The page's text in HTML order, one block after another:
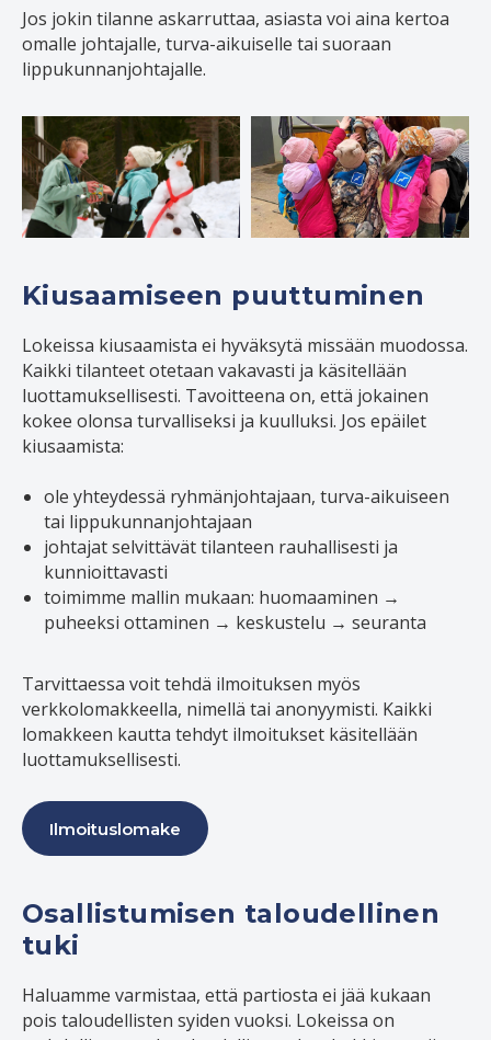
Jos jokin tilanne askarruttaa, asiasta voi aina kertoa
omalle johtajalle, turva-aikuiselle tai suoraan
lippukunnanjohtajalle.
Kiusaamiseen puuttuminen
Lokeissa kiusaamista ei hyväksytä missään muodossa.
Kaikki tilanteet otetaan vakavasti ja käsitellään
luottamuksellisesti. Tavoitteena on, että jokainen
kokee olonsa turvalliseksi ja kuulluksi. Jos epäilet
kiusaamista:
ole yhteydessä ryhmänjohtajaan, turva-aikuiseen
tai lippukunnanjohtajaan
johtajat selvittävät tilanteen rauhallisesti ja
kunnioittavasti
toimimme mallin mukaan: huomaaminen →
puheeksi ottaminen → keskustelu → seuranta
Tarvittaessa voit tehdä ilmoituksen myös
verkkolomakkeella, nimellä tai anonyymisti. Kaikki
lomakkeen kautta tehdyt ilmoitukset käsitellään
luottamuksellisesti.
Ilmoituslomake
Osallistumisen taloudellinen
tuki
Haluamme varmistaa, että partiosta ei jää kukaan
pois taloudellisten syiden vuoksi. Lokeissa on